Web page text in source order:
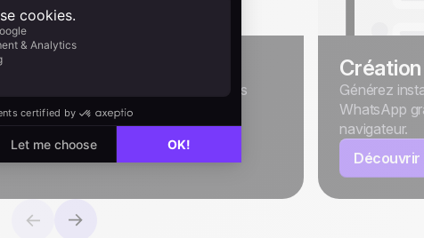
des e-mails
programmez et recevez des e-mails
depuis noCRM.
Générez
WhatsApp
navigateur.
Découvrir